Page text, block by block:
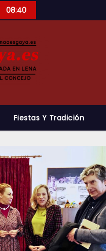
08:40
Fiestas Y Tradición